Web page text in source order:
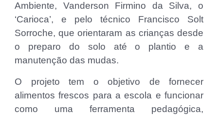
Ambiente, Vanderson Firmino da Silva, o
‘Carioca’, e pelo técnico Francisco Solt
Sorroche, que orientaram as crianças desde
o preparo do solo até o plantio e a
manutenção das mudas.
O projeto tem o objetivo de fornecer
alimentos frescos para a escola e funcionar
como uma ferramenta pedagógica,